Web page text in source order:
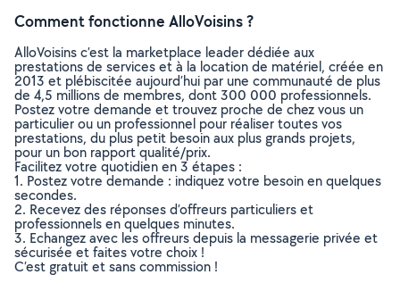
Comment fonctionne AlloVoisins ?
AlloVoisins c’est la marketplace leader dédiée aux
prestations de services et à la location de matériel, créée en
2013 et plébiscitée aujourd’hui par une communauté de plus
de 4,5 millions de membres, dont 300 000 professionnels.
Postez votre demande et trouvez proche de chez vous un
particulier ou un professionnel pour réaliser toutes vos
prestations, du plus petit besoin aux plus grands projets,
pour un bon rapport qualité/prix.
Facilitez votre quotidien en 3 étapes :
1. Postez votre demande : indiquez votre besoin en quelques
secondes.
2. Recevez des réponses d’offreurs particuliers et
professionnels en quelques minutes.
3. Echangez avec les offreurs depuis la messagerie privée et
sécurisée et faites votre choix !
C’est gratuit et sans commission !